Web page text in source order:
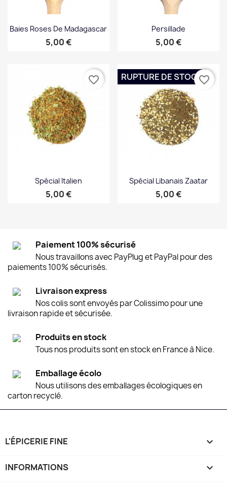
Baies Roses De Madagascar
Prix
5,00 €
Persillade
Prix
5,00 €
Spécial Italien
Prix
5,00 €
favorite_border
Spécial Libanais Zaatar
Prix
5,00 €
RUPTURE DE STOCKfavorite_border
Paiement 100% sécurisé
Nous travaillons avec PayPlug et PayPal pour des
paiements 100% sécurisés.
Livraison express
Nos colis sont envoyés par Colissimo pour une
livraison rapide et sécurisée.
Produits en stock
Tous nos produits sont en stock en France à Nice.
Emballage écolo
Nous utilisons des emballages écologiques en
carton recyclé.
L'ÉPICERIE FINE 
INFORMATIONS 